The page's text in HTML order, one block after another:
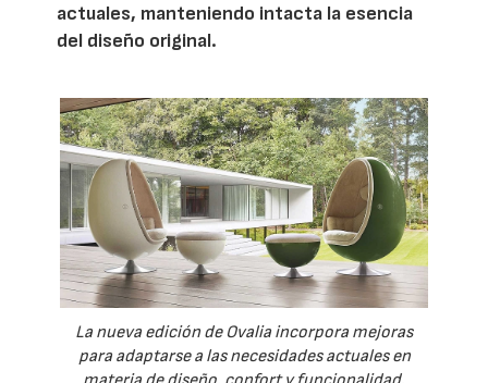
actuales, manteniendo intacta la esencia
del diseño original.
La nueva edición de Ovalia incorpora mejoras
para adaptarse a las necesidades actuales en